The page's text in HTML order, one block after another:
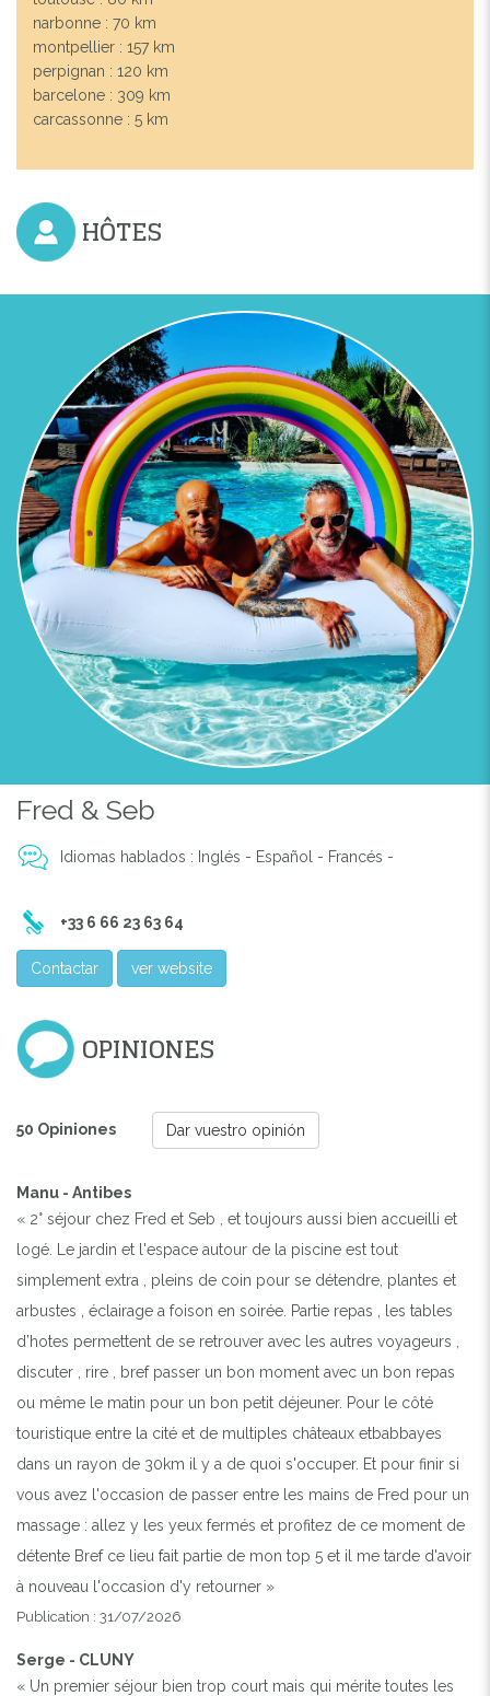
narbonne : 70 km
montpellier : 157 km
perpignan : 120 km
barcelone : 309 km
carcassonne : 5 km
HÔTES
Fred & Seb
Idiomas hablados : Inglés - Español - Francés -
+33 6 66 23 63 64
Contactar ver website
OPINIONES
50 Opiniones Dar vuestro opinión
Manu - Antibes
« 2° séjour chez Fred et Seb , et toujours aussi bien accueilli et
logé. Le jardin et l'espace autour de la piscine est tout
simplement extra , pleins de coin pour se détendre, plantes et
arbustes , éclairage a foison en soirée. Partie repas , les tables
d’hotes permettent de se retrouver avec les autres voyageurs ,
discuter , rire , bref passer un bon moment avec un bon repas
ou même le matin pour un bon petit déjeuner. Pour le côté
touristique entre la cité et de multiples châteaux etbabbayes
dans un rayon de 30km il y a de quoi s'occuper. Et pour finir si
vous avez l'occasion de passer entre les mains de Fred pour un
massage : allez y les yeux fermés et profitez de ce moment de
détente Bref ce lieu fait partie de mon top 5 et il me tarde d'avoir
à nouveau l'occasion d'y retourner »
Publication : 31/07/2026
Serge - CLUNY
« Un premier séjour bien trop court mais qui mérite toutes les